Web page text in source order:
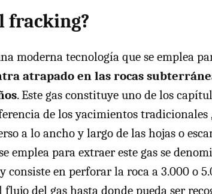
fracking?
moderna tecnología que se emplea
atrapado en las rocas
. Este gas constituye uno de los
de los yacimientos tradicionales
a lo ancho y largo de las hojas o
emplea para extraer este gas se
consiste en perforar la roca a 3.000 o
del gas hasta donde pueda ser